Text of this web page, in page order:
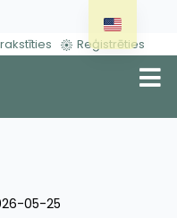
Reģistrēties
05-25